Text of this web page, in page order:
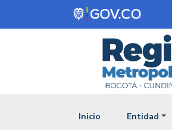
Pasar al contenido principal
Inicio Entidad